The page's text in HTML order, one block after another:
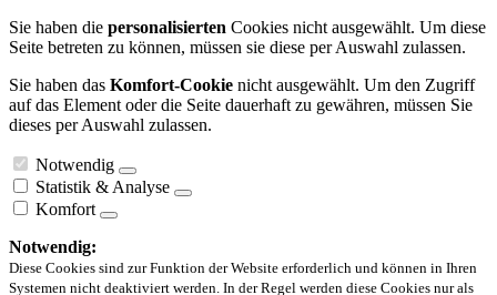
Sie haben die personalisierten Cookies nicht ausgewählt. Um diese
Seite betreten zu können, müssen sie diese per Auswahl zulassen.
Sie haben das Komfort-Cookie nicht ausgewählt. Um den Zugriff
auf das Element oder die Seite dauerhaft zu gewähren, müssen Sie
dieses per Auswahl zulassen.
Notwendig
Statistik & Analyse
Komfort
Notwendig:
Diese Cookies sind zur Funktion der Website erforderlich und können in Ihren
Systemen nicht deaktiviert werden. In der Regel werden diese Cookies nur als